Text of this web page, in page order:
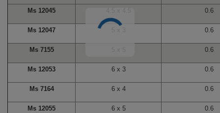
Ms 12045 0.6
Ms 12047 0.6
Ms 7155 0.6
Ms 12053 6 x 3 0.6
Ms 7164 6 x 4 0.6
Ms 12055 6 x 5 0.6